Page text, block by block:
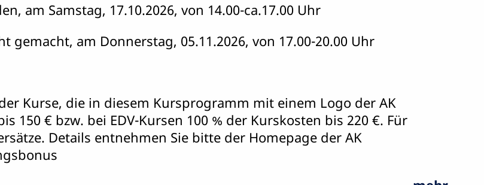
am Samstag, 17.10.2026, von 14.00-ca.17.00 Uhr
gemacht, am Donnerstag, 05.11.2026, von 17.00-20.00 Uhr
Kurse, die in diesem Kursprogramm mit einem Logo der AK
150 € bzw. bei EDV-Kursen 100 % der Kurskosten bis 220 €. Für
Details entnehmen Sie bitte der Homepage der AK